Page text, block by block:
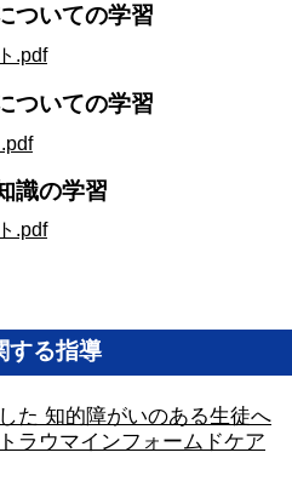
ついての学習
.pdf
ついての学習
識の学習
.pdf
する指導
た 知的障がいのある生徒へ
ラウマインフォームドケア